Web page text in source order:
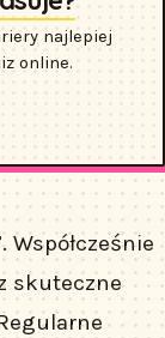
najlepiej
online.
Współcześnie
skuteczne